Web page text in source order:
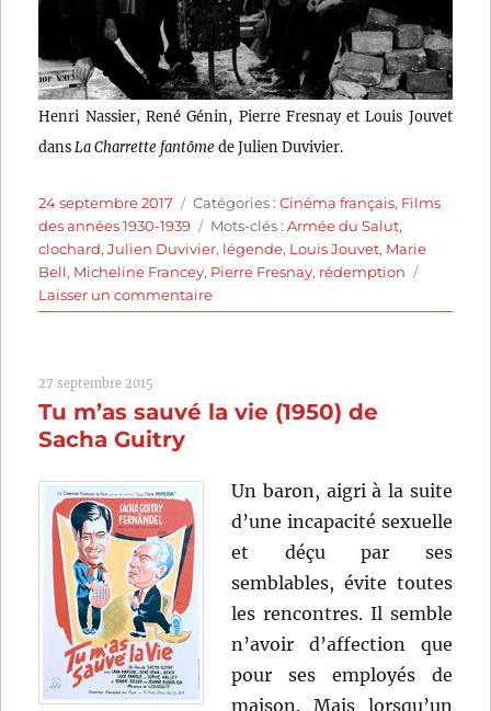
Henri Nassier, René Génin, Pierre Fresnay et Louis Jouvet
dans La Charrette fantômede Julien Duvivier.
Publié
le
24 septembre 2017 Catégories
Catégories :Cinéma français, Films
des années 1930-1939
Étiquettes
Mots-clés :Armée du Salut,
clochard,Julien Duvivier, légende, Louis Jouvet, Marie
Bell, Micheline Francey, Pierre Fresnay, rédemption
Laisser un commentairesur
La
de
27 septembre 2015
Tu m’as sauvé la vie (1950) de
Sacha Guitry
Un baron, aigri à la suite
d’une incapacité sexuelle
et déçu par ses
semblables, évite toutes
les rencontres. Il semble
n’avoir d’affection que
pour ses employés de
maison. Mais lorsqu’un